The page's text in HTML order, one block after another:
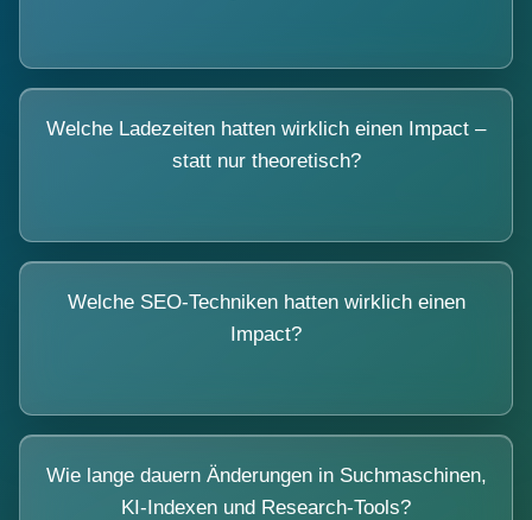
Welche Ladezeiten hatten wirklich einen Impact –
statt nur theoretisch?
Welche SEO-Techniken hatten wirklich einen
Impact?
Wie lange dauern Änderungen in Suchmaschinen,
KI-Indexen und Research-Tools?